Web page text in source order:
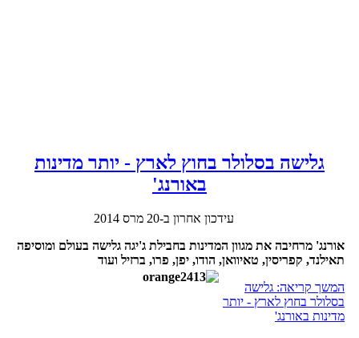
גלישה בסלולר בחוץ לארץ - יותר מדינות
באורנג'
עידכון אחרון ב-20 מרס 2014
אורנג' מרחיבה את מגוון המדינות בחבילת ג'יגה גלישה בעולם ומוסיפה
תאילנד, קפריסין, טאיוואן, הודו, יפן, פרו, ברזיל ועוד
המשך קריאה: גלישה
בסלולר בחוץ לארץ - יותר
מדינות באורנג'